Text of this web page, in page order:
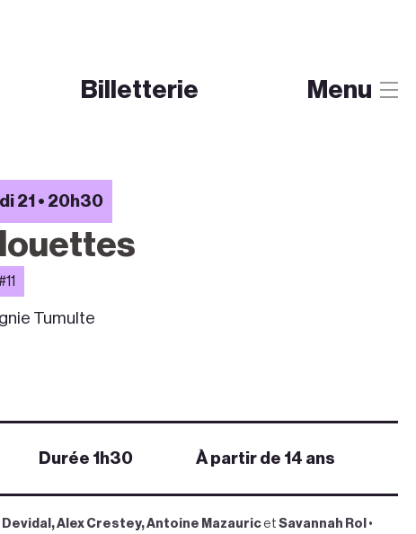
Billetterie Menu
21 • 20h30
Tumulte
Durée 1h30 À partir de 14 ans
Alex Crestey, Antoine Mazauricet Savannah Rol •